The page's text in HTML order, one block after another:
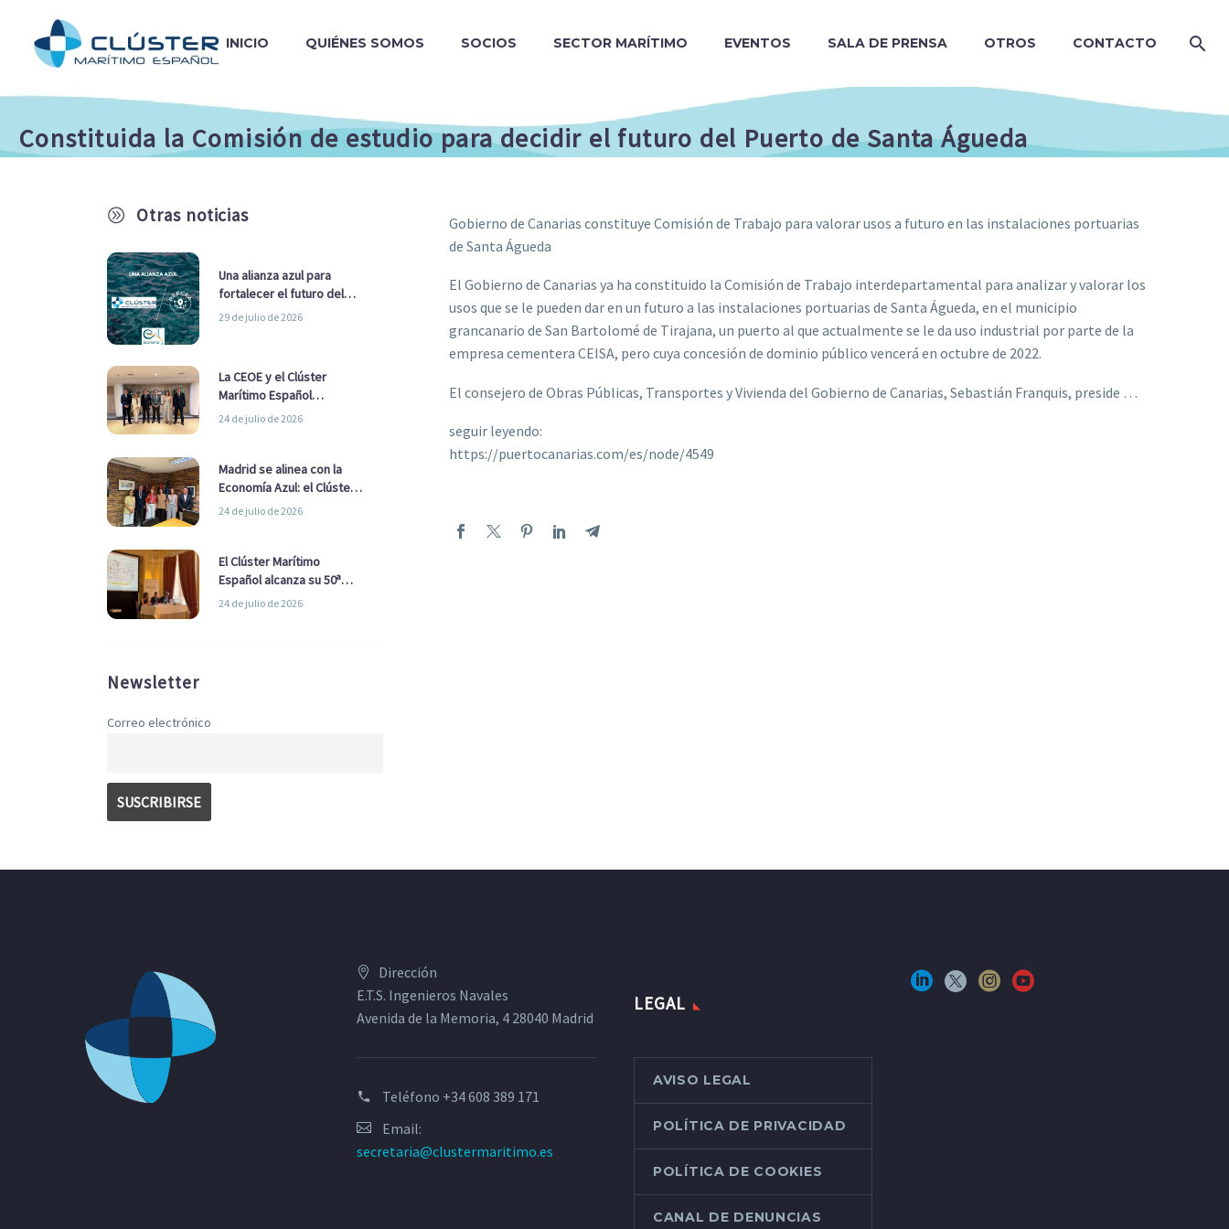
INICIO QUIÉNES SOMOS SOCIOS SECTOR MARÍTIMO EVENTOS SALA DE PRENSA OTROS CONTACTO
Constituida la Comisión de estudio para decidir el futuro del Puerto de Santa Águeda
A Otras noticias
Una alianza azul para
fortalecer el futuro del
sector marítimo
29 de julio de 2026
La CEOE y el Clúster
Marítimo Español
refuerzan su alianza para
24 de julio de 2026
Madrid se alinea con la
Economía Azul: el Clúster
Marítimo Español y la Real
Ayuntamiento
24 de julio de 2026
El Clúster Marítimo
Español alcanza su 50ª
Asamblea reafirmando su
24 de julio de 2026
Newsletter
Correo electrónico
Gobierno de Canarias constituye Comisión de Trabajo para valorar usos a futuro en las instalaciones portuarias
de Santa Águeda
El Gobierno de Canarias ya ha constituido la Comisión de Trabajo interdepartamental para analizar y valorar los
usos que se le pueden dar en un futuro a las instalaciones portuarias de Santa Águeda, en el municipio
grancanario de San Bartolomé de Tirajana, un puerto al que actualmente se le da uso industrial por parte de la
empresa cementera CEISA, pero cuya concesión de dominio público vencerá en octubre de 2022.
El consejero de Obras Públicas, Transportes y Vivienda del Gobierno de Canarias, Sebastián Franquis, preside …
seguir leyendo:
https://puertocanarias.com/es/node/4549
Dirección
E.T.S. Ingenieros Navales
Avenida de la Memoria, 4 28040 Madrid
Teléfono +34 608 389 171
Email:
secretaria@clustermaritimo.es
LEGAL
AVISO LEGAL
POLÍTICA DE PRIVACIDAD
POLÍTICA DE COOKIES
CANAL DE DENUNCIAS